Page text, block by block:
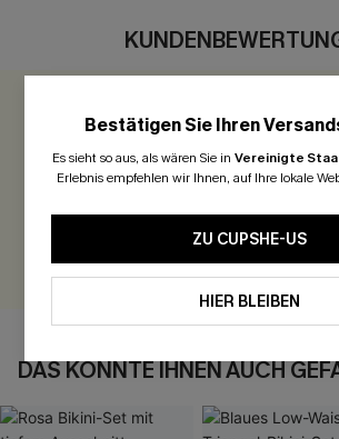
0.0
Seien Sie der Erste, der
300 Punkte für Ihre
DAS KÖNNTE IHNEN AUCH
Bestätigen Sie Ihren
Es sieht so aus, als wären Sie in Vereinigte
Erlebnis empfehlen wir Ihnen, auf Ihre lokale
ZU CUPSHE-US
HIER BLEIBEN